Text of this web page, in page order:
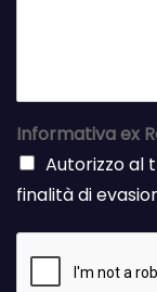
Informativa ex
Autorizzo al
finalità di